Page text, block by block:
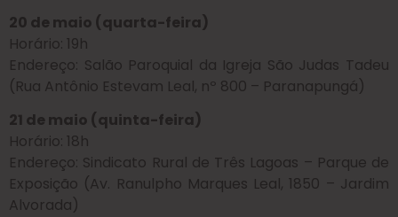
20 de maio (quarta-feira)
Horário: 19h
Endereço: Salão Paroquial da Igreja São Judas Tadeu
(Rua Antônio Estevam Leal, nº 800 – Paranapungá)
21 de maio (quinta-feira)
Horário: 18h
Endereço: Sindicato Rural de Três Lagoas – Parque de
Exposição (Av. Ranulpho Marques Leal, 1850 – Jardim
Alvorada)